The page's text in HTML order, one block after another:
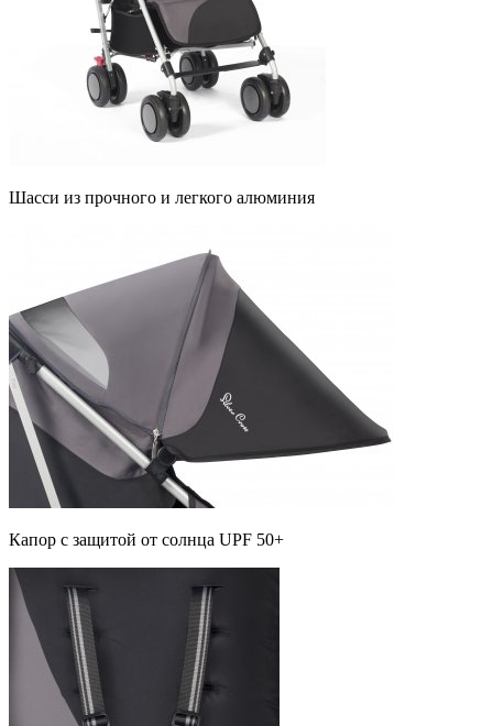
Шасси из прочного и легкого алюминия
Капор с защитой от солнца UPF 50+